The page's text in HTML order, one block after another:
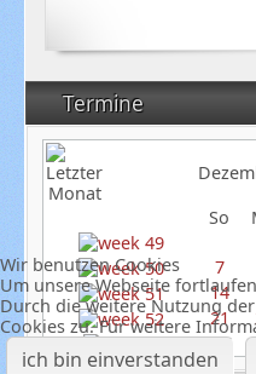
Termine
So
7
14
21
28
Wir benutzen Cookies
Um unsere Webseite
Durch die weitere Nutzung
Cookies zu. Für weitere
ich bin einverstanden